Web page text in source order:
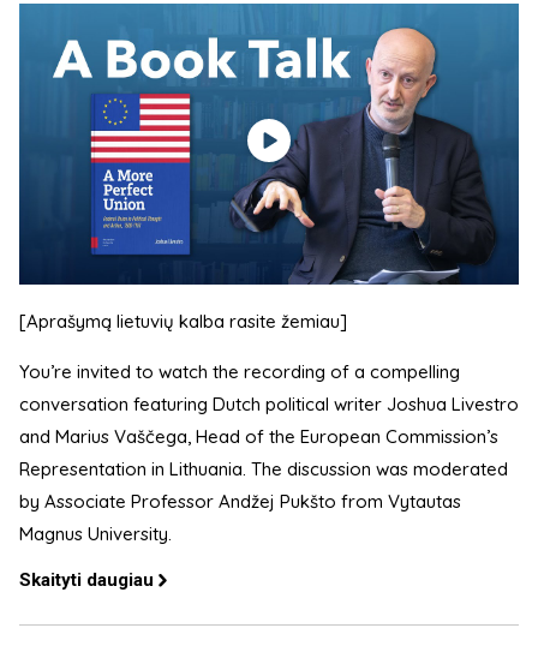
[Aprašymą lietuvių kalba rasite žemiau]
You’re invited to watch the recording of a compelling
conversation featuring Dutch political writer Joshua Livestro
and Marius Vaščega, Head of the European Commission’s
Representation in Lithuania. The discussion was moderated
by Associate Professor Andžej Pukšto from Vytautas
Magnus University.
Skaityti daugiau